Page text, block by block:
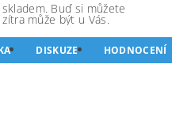
Buď si můžete
může být u Vás.
DISKUZE HODNOCENÍ